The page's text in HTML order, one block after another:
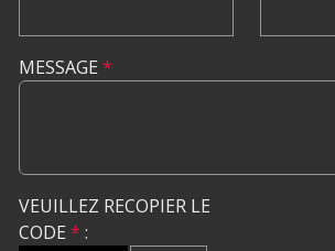
MESSAGE *
VEUILLEZ RECOPIER LE
CODE * :